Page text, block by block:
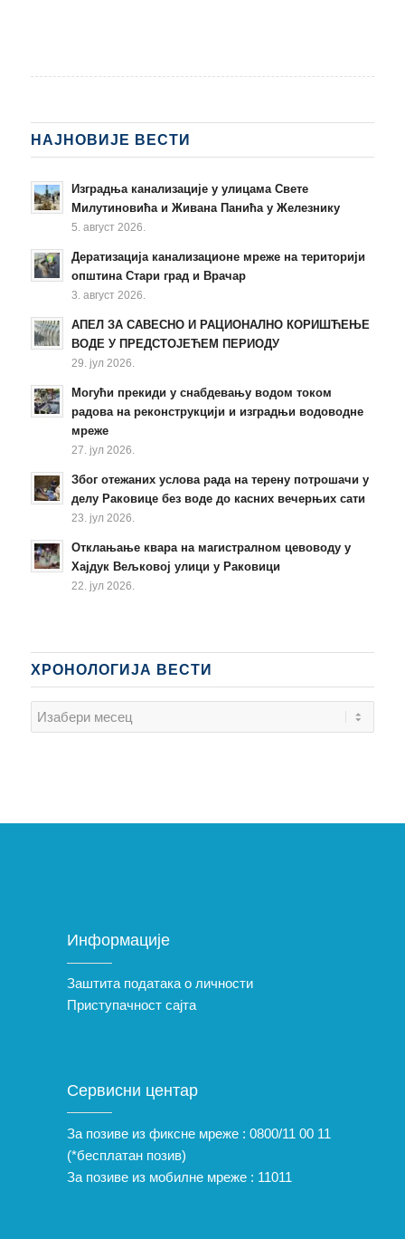
НАЈНОВИЈЕ ВЕСТИ
Изградња канализације у улицама Свете
Милутиновића и Живана Панића у Железнику
5. август 2026.
Дератизација канализационе мреже на територији
општина Стари град и Врачар
3. август 2026.
АПЕЛ ЗА САВЕСНО И РАЦИОНАЛНО КОРИШЋЕЊЕ
ВОДЕ У ПРЕДСТОЈЕЋЕМ ПЕРИОДУ
29. јул 2026.
Могући прекиди у снабдевању водом током
радова на реконструкцији и изградњи водоводне
мреже
27. јул 2026.
Због отежаних услова рада на терену потрошачи у
делу Раковице без воде до касних вечерњих сати
23. јул 2026.
Отклањање квара на магистралном цевоводу у
Хајдук Вељковој улици у Раковици
22. јул 2026.
ХРОНОЛОГИЈА ВЕСТИ
Информације
Заштита података о личности
Приступачност сајта
Сервисни центар
За позиве из фиксне мреже : 0800/11 00 11
(*бесплатан позив)
За позиве из мобилне мреже : 11011